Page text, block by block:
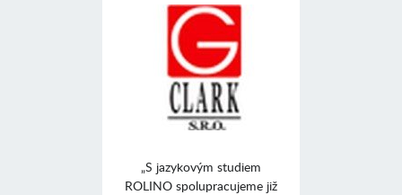
„S jazykovým studiem
ROLINO spolupracujeme již